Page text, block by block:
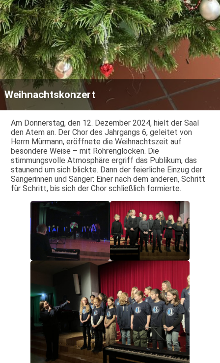
Weihnachtskonzert
Am Donnerstag, den 12. Dezember 2024, hielt der Saal
den Atem an. Der Chor des Jahrgangs 6, geleitet von
Herrn Mürmann, eröffnete die Weihnachtszeit auf
besondere Weise – mit Röhrenglocken. Die
stimmungsvolle Atmosphäre ergriff das Publikum, das
staunend um sich blickte. Dann der feierliche Einzug der
Sängerinnen und Sänger: Einer nach dem anderen, Schritt
für Schritt, bis sich der Chor schließlich formierte.